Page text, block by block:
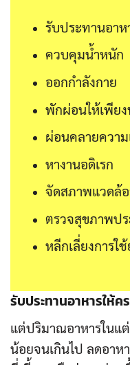
รับประทานอา
ควบคุมน้ำหนัก
ออกกำลังกาย
พักผ่อนให้เพีย
ผ่อนคลายความ
หางานอดิเรก
จัดสภาพแวดล้
ตรวจสุขภาพป
หลีกเลี่ยงการใ
รับประทานอาหารให้
แต่ปริมาณอาหารในแ
น้อยจนเกินไป ลดอาห